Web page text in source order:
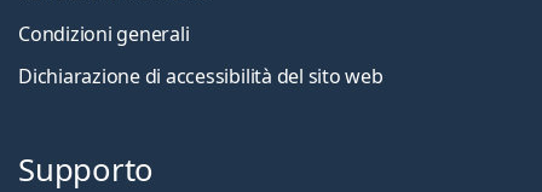
Condizioni generali
Dichiarazione di accessibilità del sito web
Supporto